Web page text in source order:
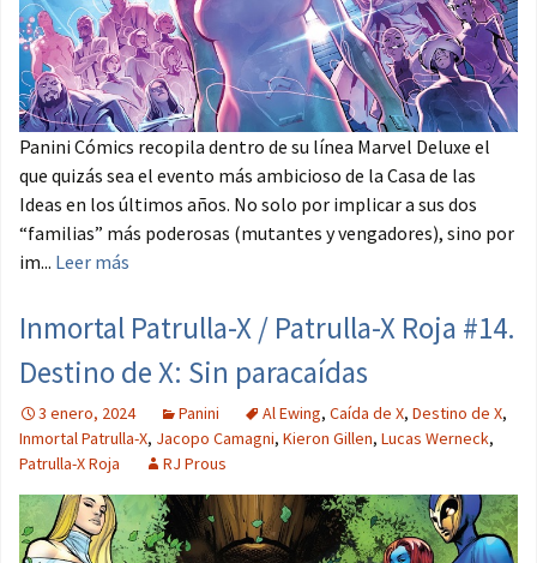
Panini Cómics recopila dentro de su línea Marvel Deluxe el
que quizás sea el evento más ambicioso de la Casa de las
Ideas en los últimos años. No solo por implicar a sus dos
“familias” más poderosas (mutantes y vengadores), sino por
im... Leer más
Inmortal Patrulla-X / Patrulla-X Roja #14.
Destino de X: Sin paracaídas
3 enero, 2024 Panini Al Ewing, Caída de X, Destino de X,
Inmortal Patrulla-X, Jacopo Camagni, Kieron Gillen, Lucas Werneck,
Patrulla-X Roja
RJ Prous